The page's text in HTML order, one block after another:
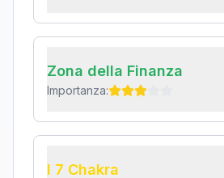
Zona della Finanza
Importanza:
I 7 Chakra